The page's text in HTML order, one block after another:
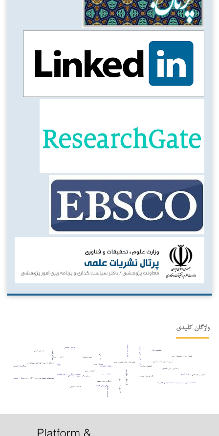
واژگان کلیدی
بدهی دولتی
روش رگرسیون آستانه¬ای
اشتغال
کشورهای صادرکننده نفت
کیفیت نهادی
ریسک اعتباری
سیستم بانکی و رشد اقتصادی گزارشگری یکپارچه
کیفیت گزارشگری یکپارچه
عملکرد مالی
ارتباط ارزشی اطلاعات حسابداری
کیفیت سود
بورس اوراق بهادار عراق
گزارش‌های پایداری
تأثیر نامتقارن فناوری‌های دیجیتال نوین تحولات فناوری
مؤسسات حسابرسی
رویکرد داده بنیاد
بورس کالای ایران
پردازش زبان طبیعی
تحلیل حس
پیش‌بینی قیمت
مدل ترکیبی
یادگیری ماشین
شفافیت مالی در مدیریت مالیات عوامل فناورانه
عوامل قانونی
عوامل عملیاتی
عوامل راهبردی
xbrl
شفافیت اطلاعاتی
نظریه داده‌بنیاد
فناوری بلاک‌چین سیاست مالیاتی
شفافیت مالی
عدالت مالیاتی